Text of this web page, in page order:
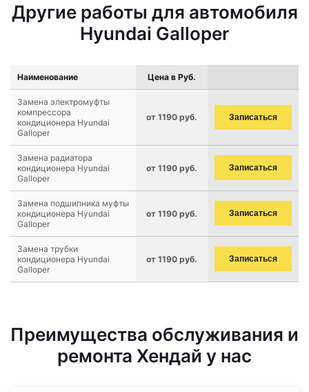
Другие работы для автомобиля
Hyundai Galloper
Наименование Цена в Руб.
Замена электромуфты
компрессора
кондиционера Hyundai
Galloper
от 1190 руб. Записаться
Замена радиатора
кондиционера Hyundai
Galloper
от 1190 руб. Записаться
Замена подшипника муфты
кондиционера Hyundai
Galloper
от 1190 руб. Записаться
Замена трубки
кондиционера Hyundai
Galloper
от 1190 руб. Записаться
Преимущества обслуживания и
ремонта Хендай у нас